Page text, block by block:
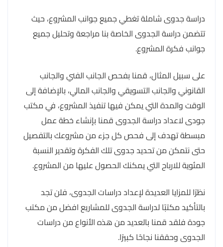
دراسة جدوى شاملة تغطي جميع جوانب المشروع، حيث
تتضمن دراسة الجدوى الخاصة بنا مراجعة وتحليل جميع
جوانب فكرة المشروع.
على سبيل المثال، قمنا بفحص الجانب الفني والجانب
القانوني والجانب التسويقي والجانب المالي، بالإضافة إلى
الوقت والمدة التي يمكن فيها تنفيذ المشروع، في مكتب
جودى لاعداد دراسة الجدوى قمنا بإنشاء خطة عمل
مبسطة تهدف إلى فحص كل جزء من مشروعك بالتفصيل
حتى نتمكن من تحديد جدوى تلك الفكرة وتقدير النسبة
المئوية للارباح التي يمكنك الحصول عليها من المشروع.
نظرًا للمزايا العديدة لإعداد دراسات الجدوى، فلن تجد
بالتأكيد مكتبًا لدراسة الجدوى للمشاريع افضل من مكتب
جودة فلقد قمنا بالعديد من هذه الأنواع من دراسات
الجدوى وحققنا نجاحًا كبيرًا.